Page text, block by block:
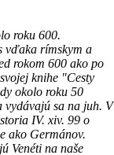
roku 600.
vďaka rímskym a
rokom 600 ako po
knihe "Cesty
okolo roku 50
vydávajú sa na juh. V
IV. xiv. 99 o
ako Germánov.
Venéti na naše